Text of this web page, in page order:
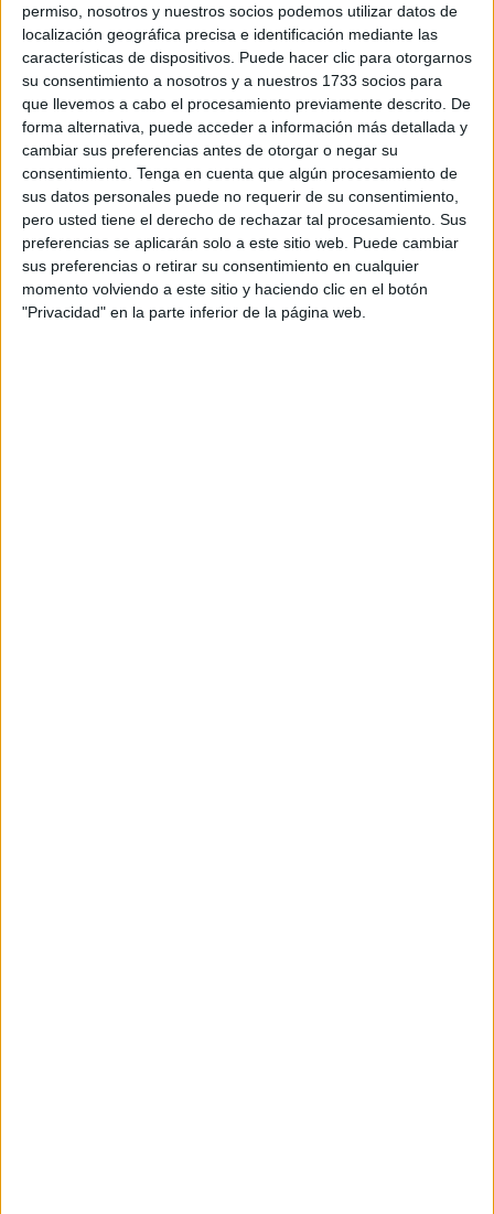
permiso, nosotros y nuestros socios podemos utilizar datos de
localización geográfica precisa e identificación mediante las
características de dispositivos. Puede hacer clic para otorgarnos
su consentimiento a nosotros y a nuestros 1733 socios para
que llevemos a cabo el procesamiento previamente descrito. De
forma alternativa, puede acceder a información más detallada y
cambiar sus preferencias antes de otorgar o negar su
consentimiento. Tenga en cuenta que algún procesamiento de
sus datos personales puede no requerir de su consentimiento,
pero usted tiene el derecho de rechazar tal procesamiento. Sus
preferencias se aplicarán solo a este sitio web. Puede cambiar
sus preferencias o retirar su consentimiento en cualquier
momento volviendo a este sitio y haciendo clic en el botón
"Privacidad" en la parte inferior de la página web.
Seaweed U es una alternativa altamente beneficiosa
que no se limita solo al cuidado del ambiente, sino que
además representa uncomplemento alimenticio
excelente para la dieta de quien lo consume. Algunas
de lasventajas del consumo de algasque se pueden
enumerar son las siguientes: